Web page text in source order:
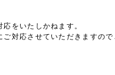
をいたしかねます。
対応させていただきますので